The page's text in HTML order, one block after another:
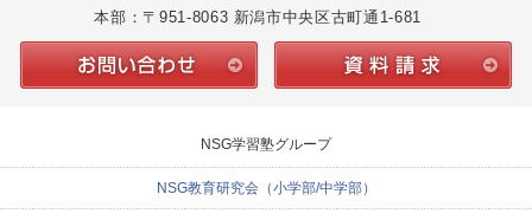
本部：〒951-8063 新潟市中央区古町通1-681
NSG学習塾グループ
NSG教育研究会（小学部/中学部）